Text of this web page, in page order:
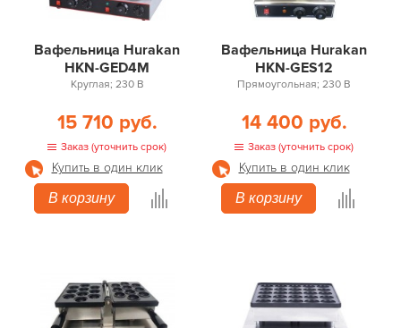
Вафельница Hurakan
HKN-GED4M
Круглая; 230 В
15 710 руб.
Заказ (уточнить срок)
Купить в один клик
В корзину
Вафельница Hurakan
HKN-GES12
Прямоугольная; 230 В
14 400 руб.
Заказ (уточнить срок)
Купить в один клик
В корзину